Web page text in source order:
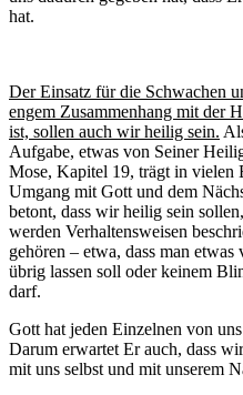
hat.
Der Einsatz für die Schwachen
engem Zusammenhang mit der
ist, sollen auch wir heilig sein.
Aufgabe, etwas von Seiner
Mose, Kapitel 19, trägt in vielen
Umgang mit Gott und dem
betont, dass wir heilig sein
werden Verhaltensweisen
gehören – etwa, dass man
übrig lassen soll oder keinem
darf.
Gott hat jeden Einzelnen von
Darum erwartet Er auch, dass
mit uns selbst und mit unserem